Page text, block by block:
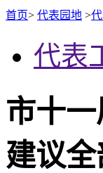
首页> 代表园地 >
代表
市十
建议